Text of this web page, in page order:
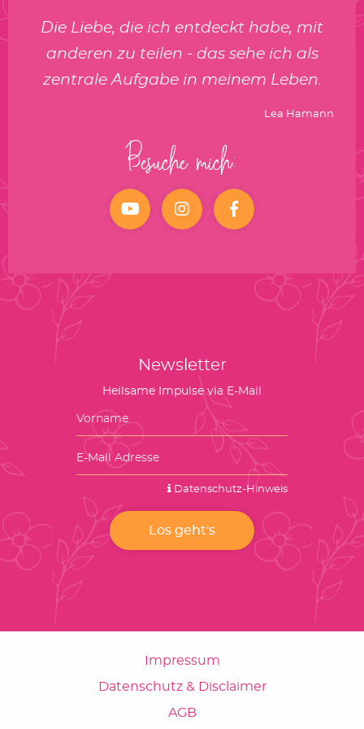
Die Liebe, die ich entdeckt habe, mit
anderen zu teilen - das sehe ich als
zentrale Aufgabe in meinem Leben.
Lea Hamann
Besuche mich:
YouTube Instagramfacebook
Newsletter
Heilsame Impulse via E-Mail
Datenschutz-Hinweis
Impressum
Datenschutz & Disclaimer
AGB